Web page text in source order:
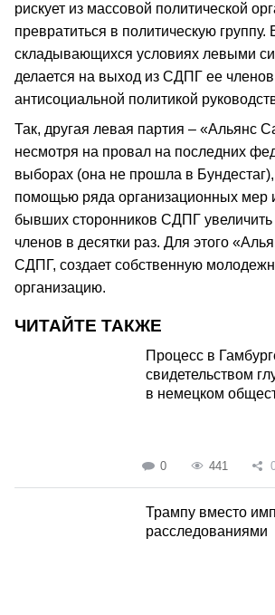
рискует из массовой политической
превратиться в политическую группу.
складывающихся условиях левыми
делается на выход из СДПГ ее
антисоциальной политикой
Так, другая левая партия – «Альянс
несмотря на провал на последних
выборах (она не прошла в
помощью ряда организационных мер
бывших сторонников СДПГ увеличить
членов в десятки раз. Для этого
СДПГ, создает собственную
организацию.
ЧИТАЙТЕ ТАКЖЕ
Процесс в
свидетельством
в немецком
0 441
Трампу вместо
расследованиями